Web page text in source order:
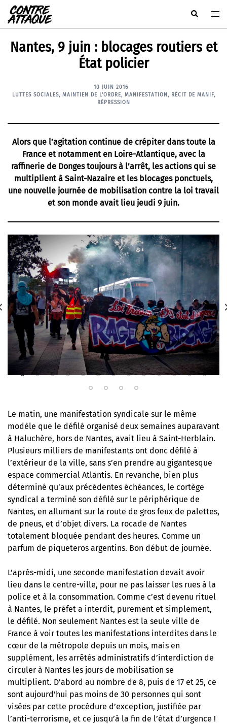
Aller
au
contenu
Rechercher
Nantes, 9 juin : blocages routiers et
État policier
10 JUIN 2016
LUTTES SOCIALES, MAINTIEN DE L'ORDRE, MANIFESTATION , RÉCIT DE MANIF,
RÉPRESSION
Alors que l’agitation continue de crépiter dans toute la
France et notamment en Loire-Atlantique, avec la
raffinerie de Donges toujours à l’arrêt, les actions qui se
multiplient à Saint-Nazaire et les blocages ponctuels,
une nouvelle journée de mobilisation contre la loi travail
et son monde avait lieu jeudi 9 juin.
Le matin, une manifestation syndicale sur le même
modèle que le défilé organisé deux semaines auparavant
à Haluchère, hors de Nantes, avait lieu à Saint-Herblain.
Plusieurs milliers de manifestants ont donc défilé à
l’extérieur de la ville, sans s’en prendre au gigantesque
espace commercial Atlantis. En revanche, bien plus
déterminé qu’aux précédentes échéances, le cortège
syndical a terminé son défilé sur le périphérique de
Nantes, en allumant sur la route de gros feux de palettes,
de pneus, et d’objet divers. La rocade de Nantes
totalement bloquée pendant des heures. Comme un
parfum de piqueteros argentins. Bon début de journée.
L’après-midi, une seconde manifestation devait avoir
lieu dans le centre-ville, pour ne pas laisser les rues à la
police et à la consommation. Comme c’est devenu rituel
à Nantes, le préfet a interdit, purement et simplement,
le défilé. Non seulement Nantes est la seule ville de
France à voir toutes les manifestations interdites dans le
cœur de la métropole depuis un mois, mais en
supplément, les arrêtés administratifs d’interdiction de
circuler à Nantes les jours de mobilisation se
multiplient. D’abord au nombre de 8, puis de 17 et 25, ce
sont aujourd’hui pas moins de 30 personnes qui sont
visées par cette procédure d’exception, justifiée par
l’anti-terrorisme, et ce jusqu’à la fin de l’état d’urgence !